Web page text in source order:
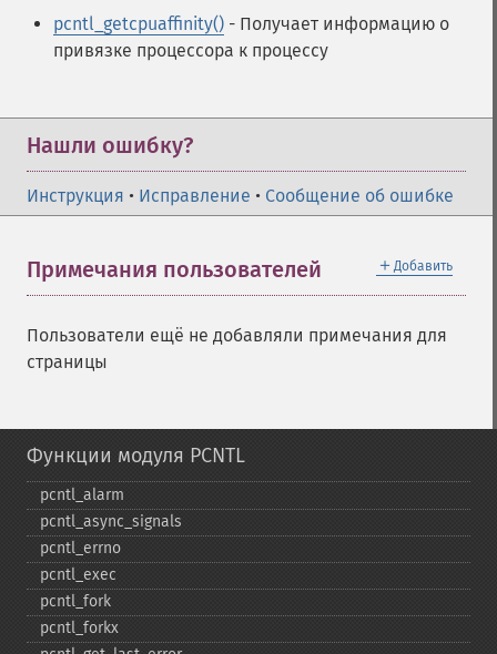
pcntl_getcpuaffinity() - Получает информацию о
привязке процессора к процессу
Нашли ошибку?
Инструкция • Исправление • Сообщение об ошибке
＋ Добавить
Примечания пользователей
Пользователи ещё не добавляли примечания для
страницы
Функции модуля PCNTL
pcntl_​alarm
pcntl_​async_​signals
pcntl_​errno
pcntl_​exec
pcntl_​fork
pcntl_​forkx